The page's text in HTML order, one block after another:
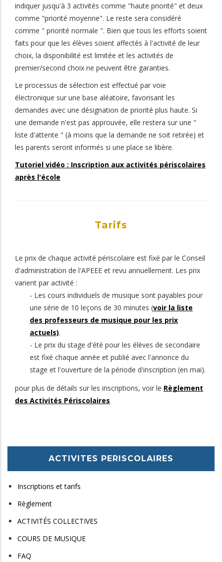
indiquer jusqu'à 3 activités comme "haute priorité" et deux
comme "priorité moyenne". Le reste sera considéré
comme " priorité normale ". Bien que tous les efforts soient
faits pour que les élèves soient affectés à l'activité de leur
choix, la disponibilité est limitée et les activités de
premier/second choix ne peuvent être garanties.
Le processus de sélection est effectué par voie
électronique sur une base aléatoire, favorisant les
demandes avec une désignation de priorité plus haute. Si
une demande n'est pas approuvée, elle restera sur une "
liste d'attente " (à moins que la demande ne soit retirée) et
les parents seront informés si une place se libère.
Tutoriel vidéo : Inscription aux activités périscolaires
après l'école
Tarifs
Le prix de chaque activité périscolaire est fixé par le Conseil
d'administration de l'APEEE et revu annuellement. Les prix
varient par activité :
- Les cours individuels de musique sont payables pour
une série de 10 leçons de 30 minutes (voir la liste
des professeurs de musique pour les prix
actuels).
- Le prix du stage d'été pour les élèves de secondaire
est fixé chaque année et publié avec l'annonce du
stage et l'ouverture de la période d'inscription (en mai).
pour plus de détails sur les inscriptions, voir le Règlement
des Activités Périscolaires
ACTIVITES PERISCOLAIRES
Inscriptions et tarifs
Règlement
ACTIVITÉS COLLECTIVES
COURS DE MUSIQUE
FAQ